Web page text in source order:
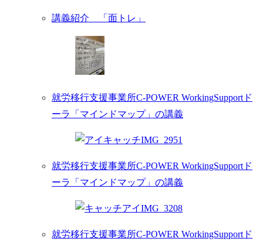
講義紹介 「面トレ」
就労移行支援事業所C-POWER WorkingSupportド
ーラ「マインドマップ」の講義
就労移行支援事業所C-POWER WorkingSupportド
ーラ「マインドマップ」の講義
就労移行支援事業所C-POWER WorkingSupportド